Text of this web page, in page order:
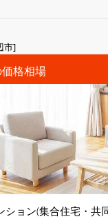
市]
格相場
ョン(集合住宅・共